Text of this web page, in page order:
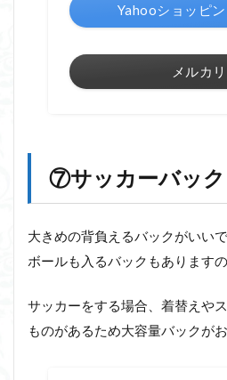
Yahooショッピ
メルカリ
⑦サッカーバック
大きめの背負えるバックがいいで
ボールも入るバックもあります
サッカーをする場合、着替えや
ものがあるため大容量バックが